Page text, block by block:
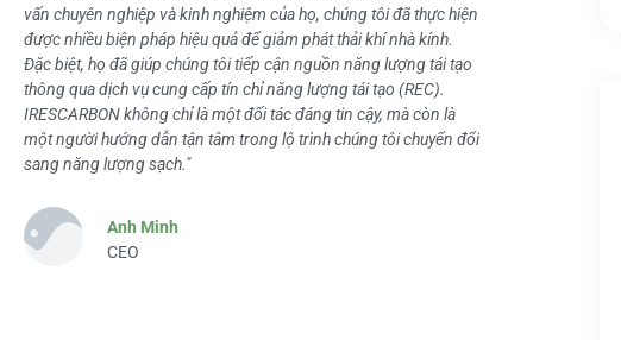
vấn chuyên nghiệp và kinh nghiệm của họ, chúng tôi đã thực hiện
được nhiều biện pháp hiệu quả để giảm phát thải khí nhà kính.
Đặc biệt, họ đã giúp chúng tôi tiếp cận nguồn năng lượng tái tạo
thông qua dịch vụ cung cấp tín chỉ năng lượng tái tạo (REC).
IRESCARBON không chỉ là một đối tác đáng tin cậy, mà còn là
một người hướng dẫn tận tâm trong lộ trình chúng tôi chuyển đổi
sang năng lượng sạch."
Anh Minh
CEO